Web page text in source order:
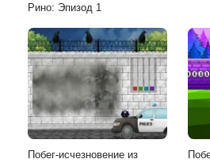
Рино: Эпизод 1
Побег-исчезновение из